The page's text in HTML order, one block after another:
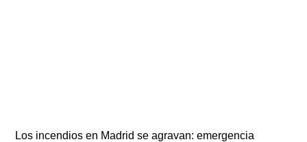
Los incendios en Madrid se agravan: emergencia